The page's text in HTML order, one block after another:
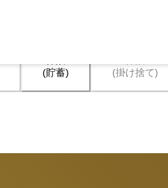
(貯蓄)
(掛け捨て)